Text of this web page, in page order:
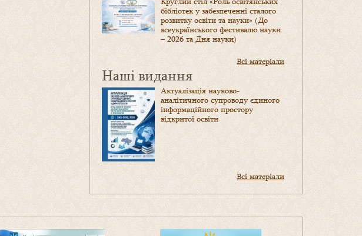
бібліотек у забезпеченні сталого
розвитку освіти та науки» (До
всеукраїнського фестивалю науки
– 2026 та Дня науки)
Всі матеріали
Наші видання
Актуалізація науково-
аналітичного супроводу єдиного
інформаційного простору
відкритої освіти
Всі матеріали